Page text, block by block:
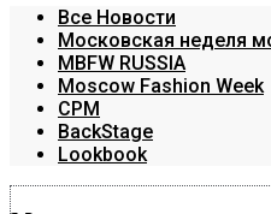
Все Новости
Московская неделя
MBFW RUSSIA
Moscow Fashion Week
CPM
BackStage
Lookbook